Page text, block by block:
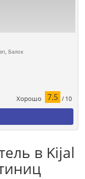
Балок
Хорошо 7.5 / 10
в Kijal